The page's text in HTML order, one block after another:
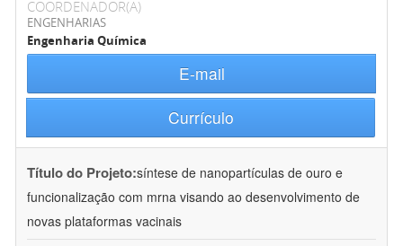
COORDENADOR(A)
ENGENHARIAS
Engenharia Química
E-mail
Currículo
Título do Projeto:síntese de nanopartículas de ouro e
funcionalização com mrna visando ao desenvolvimento de
novas plataformas vacinais